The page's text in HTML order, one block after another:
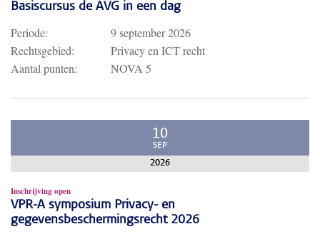
Basiscursus de AVG in een dag
Periode:
9 september 2026
Rechtsgebied:
Privacy en ICT recht
Aantal punten:
NOVA 5
10
SEP
2026
Inschrijving open
VPR-A symposium Privacy- en
gegevensbeschermingsrecht 2026